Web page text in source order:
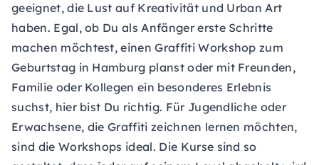
geeignet, die Lust auf Kreativität und Urban Art
haben. Egal, ob Du als Anfänger erste Schritte
machen möchtest, einen Graffiti Workshop zum
Geburtstag in Hamburg planst oder mit Freunden,
Familie oder Kollegen ein besonderes Erlebnis
suchst, hier bist Du richtig. Für Jugendliche oder
Erwachsene, die Graffiti zeichnen lernen möchten,
sind die Workshops ideal. Die Kurse sind so